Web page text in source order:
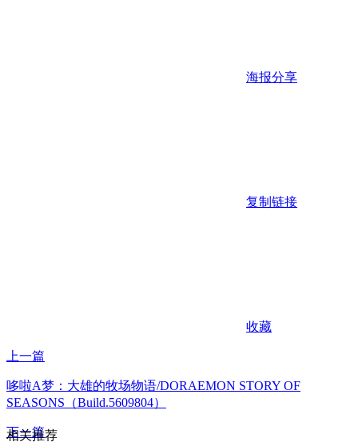
海报分享
复制链接
收藏
上一篇
哆啦A梦：大雄的牧场物语/DORAEMON STORY OF
SEASONS（Build.5609804）
下一篇
相关推荐